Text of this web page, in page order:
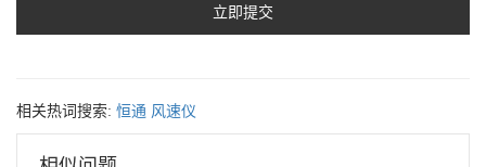
相关热词搜索: 恒通 风速仪